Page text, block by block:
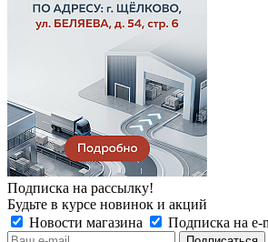
Подписка на рассылку!
Будьте в курсе новинок и акций
Новости магазина
Подписка на e-